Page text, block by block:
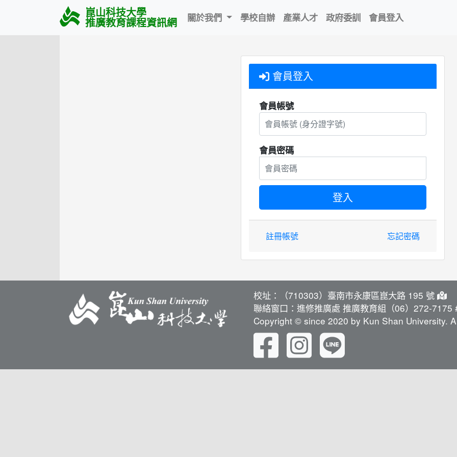
崑山科技大學
推廣教育課程資訊網 關於我們 學校自辦 產業人才 政府委訓 會員登入
會員登入
會員帳號
會員密碼
註冊帳號 忘記密碼
校址：（710303）臺南市永康區崑大路 195 號
聯絡窗口：進修推廣處 推廣教育組（06）272-7175
Copyright © since 2020 by Kun Shan University.